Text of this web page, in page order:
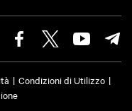
Condizioni di Utilizzo